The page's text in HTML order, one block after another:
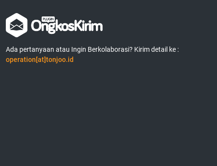
Ada pertanyaan atau Ingin Berkolaborasi? Kirim detail ke :
operation[at]tonjoo.id